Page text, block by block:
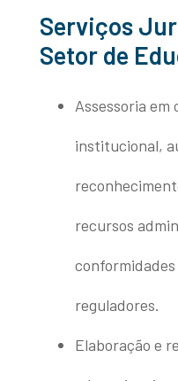
Serviços
Setor de
Assessoria
institucional,
recursos
reguladores.
Elaboração e